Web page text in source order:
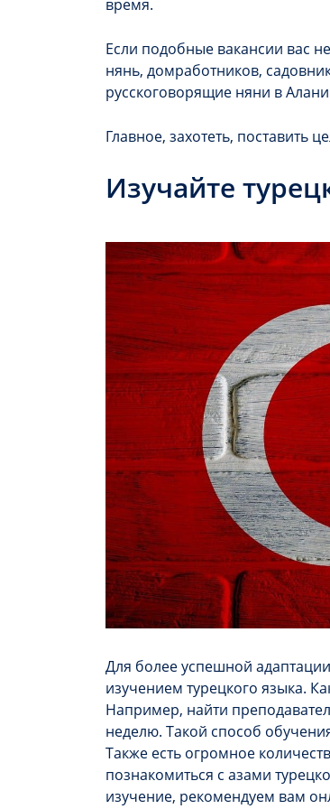
время.
Если подобные вакансии вас
нянь, домработников,
русскоговорящие няни в
Главное, захотеть, поставить
Изучайте
Для более успешной
изучением турецкого языка.
Например, найти
неделю. Такой способ
Также есть огромное
познакомиться с азами
изучение, рекомендуем вам